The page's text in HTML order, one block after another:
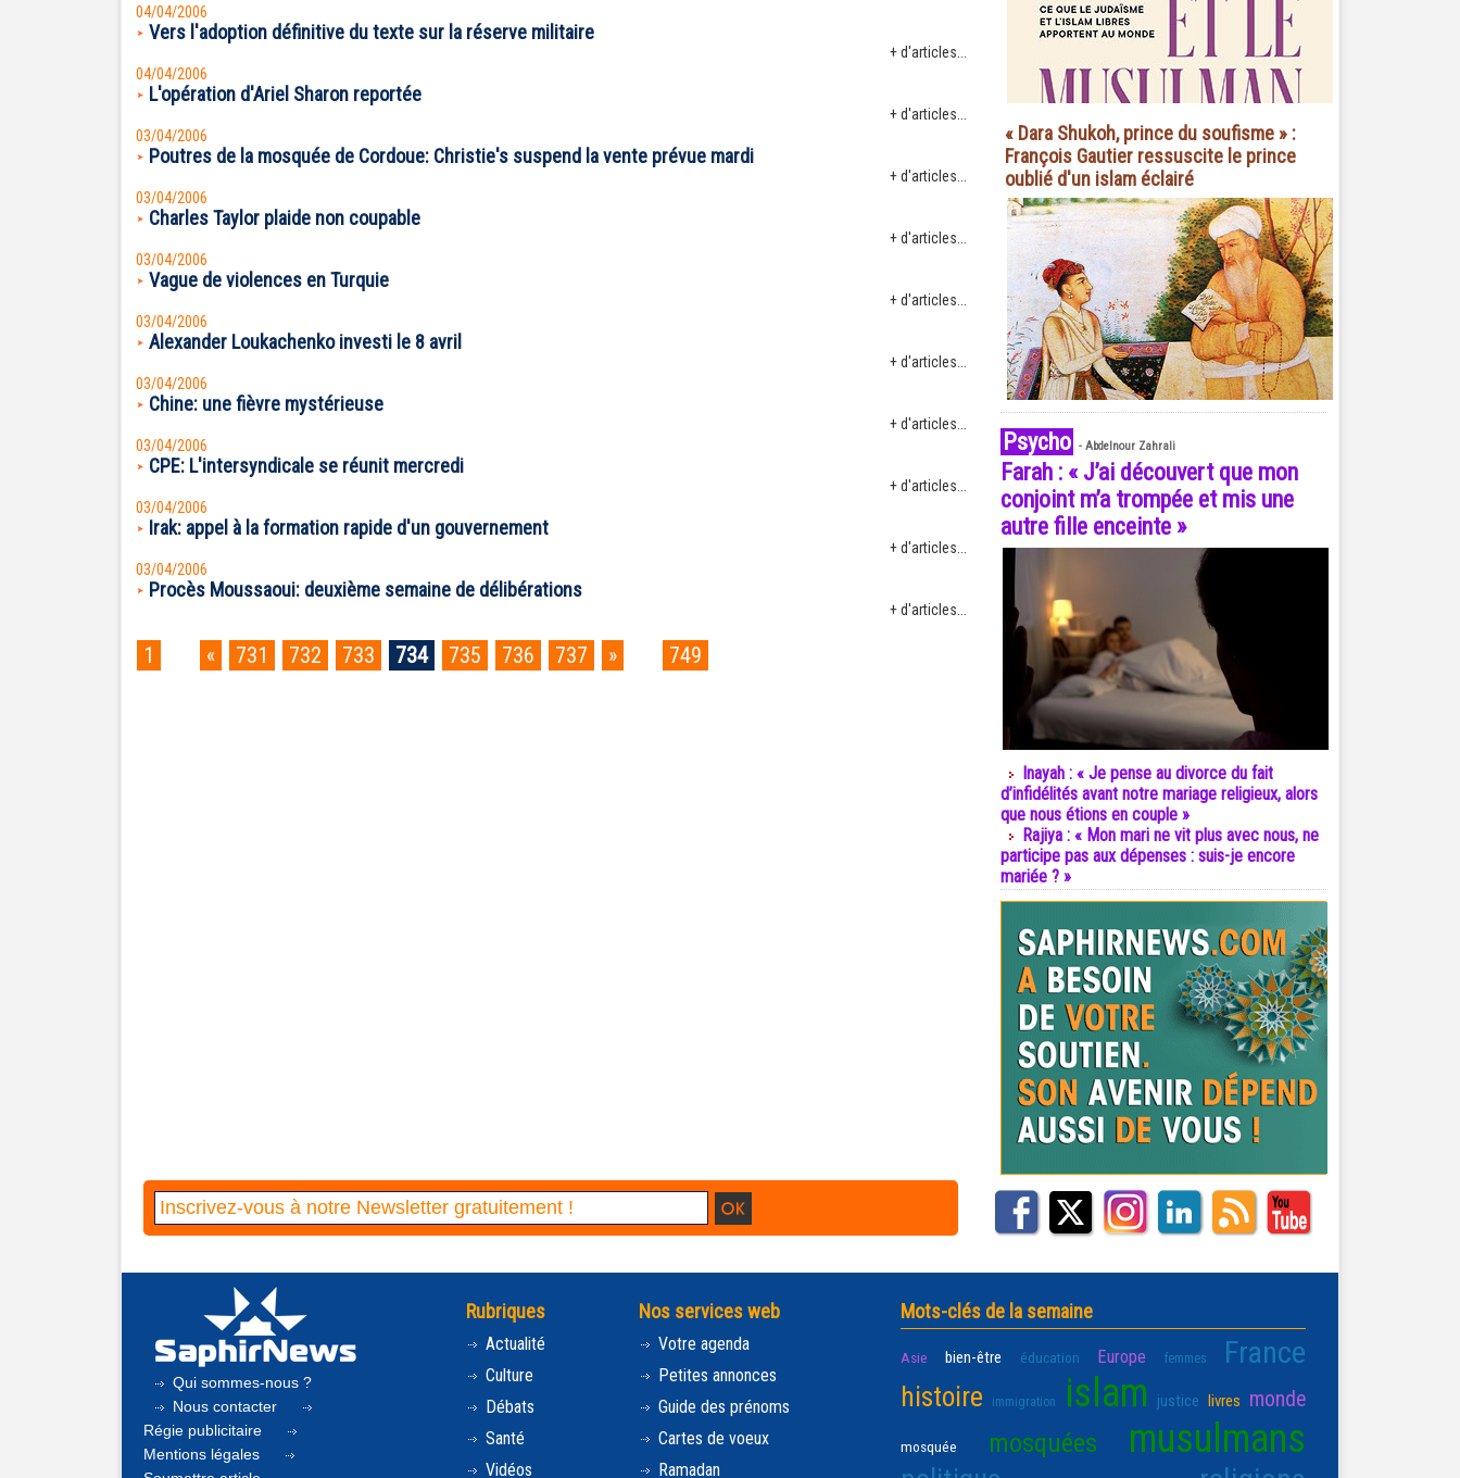
04/04/2006
Vers l'adoption définitive du texte sur la réserve militaire
+ d'articles...
04/04/2006
L'opération d'Ariel Sharon reportée
+ d'articles...
03/04/2006
Poutres de la mosquée de Cordoue: Christie's suspend la vente prévue mardi
+ d'articles...
03/04/2006
Charles Taylor plaide non coupable
+ d'articles...
03/04/2006
Vague de violences en Turquie
+ d'articles...
03/04/2006
Alexander Loukachenko investi le 8 avril
+ d'articles...
03/04/2006
Chine: une fièvre mystérieuse
+ d'articles...
03/04/2006
CPE: L'intersyndicale se réunit mercredi
+ d'articles...
03/04/2006
Irak: appel à la formation rapide d'un gouvernement
+ d'articles...
03/04/2006
Procès Moussaoui: deuxième semaine de délibérations
+ d'articles...
1 « 731 732 733 734 735 736 737 » 749
« Dara Shukoh, prince du soufisme » :
François Gautier ressuscite le prince
oublié d'un islam éclairé
Psycho - Abdelnour Zahrali
Farah : « J’ai découvert que mon
conjoint m’a trompée et mis une
autre fille enceinte »
Inayah : « Je pense au divorce du fait
d’infidélités avant notre mariage religieux, alors
que nous étions en couple »
Rajiya : « Mon mari ne vit plus avec nous, ne
participe pas aux dépenses : suis-je encore
mariée ? »
Qui sommes-nous ?
Nous contacter
Régie publicitaire
Mentions légales
Rubriques
Actualité
Culture
Débats
Santé
Vidéos
Nos services web
Votre agenda
Petites annonces
Guide des prénoms
Cartes de voeux
Ramadan
Mots-clés de la semaine
Asie bien-être éducation Europe femmes France
histoire immigration islam justice livres monde
mosquée mosquées musulmans